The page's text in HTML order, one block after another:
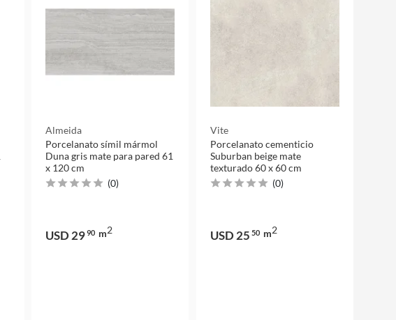
Almeida
Porcelanato símil mármol
Duna gris mate para pared 61
x 120 cm
(0)
USD 2990 m2
Vite
Porcelanato cementicio
Suburban beige mate
texturado 60 x 60 cm
(0)
USD 25 50 m2